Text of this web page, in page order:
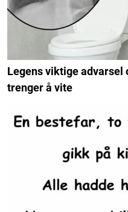
Legens viktige
trenger å vite